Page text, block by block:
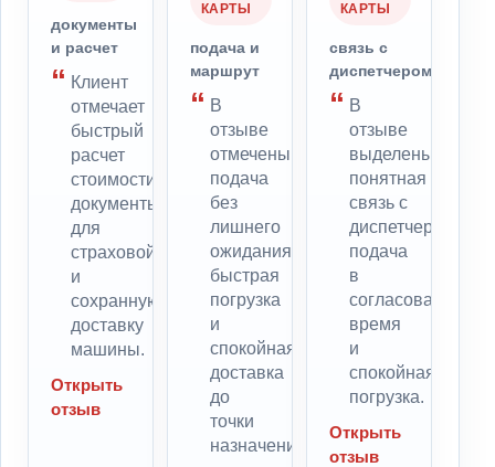
документы
и расчет
Клиент
отмечает
быстрый
расчет
стоимости,
документы
для
страховой
и
сохранную
доставку
машины.
Открыть
отзыв
КАРТЫ
подача и
маршрут
В
отзыве
отмечены
подача
без
лишнего
ожидания,
быстрая
погрузка
и
спокойная
доставка
до
точки
назначения.
КАРТЫ
связь с
диспетчером
В
отзыве
выделены
понятная
связь с
диспетчером,
подача
в
согласованное
время
и
спокойная
погрузка.
Открыть
отзыв